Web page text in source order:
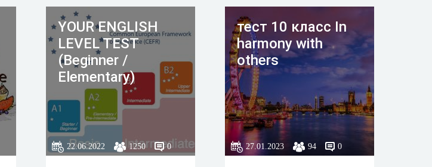
является ни «одним из», ни
«чем-то конкретным из ряда
других», то
используется нулевой артикль
YOUR ENGLISH
LEVEL TEST
(Beginner /
Elementary)
22.06.2022 1250 0
тест 10 класс In
harmony with
others
27.01.2023 94 0